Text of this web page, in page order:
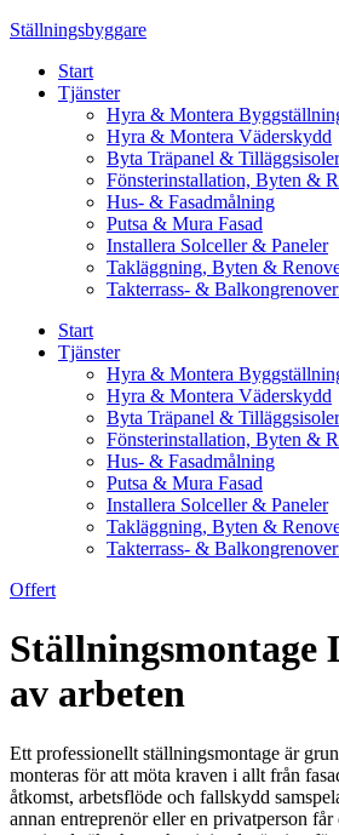
Skip
content
Ställningsbyggare
Start
Tjänster
Hyra & Montera
Hyra & Montera Väderskydd
Byta Träpanel &
Fönsterinstallation, Byten &
Hus- & Fasadmålning
Putsa & Mura Fasad
Installera Solceller & Paneler
Takläggning, Byten &
Takterrass- &
Start
Tjänster
Hyra & Montera
Hyra & Montera Väderskydd
Byta Träpanel &
Fönsterinstallation, Byten &
Hus- & Fasadmålning
Putsa & Mura Fasad
Installera Solceller & Paneler
Takläggning, Byten &
Takterrass- &
Offert
av arbeten
Ett professionellt ställningsmontage är
monteras för att möta kraven i allt från
åtkomst, arbetsflöde och fallskydd
annan entreprenör eller en privatperson